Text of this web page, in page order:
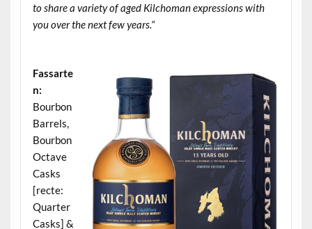
to share a variety of aged Kilchoman expressions with
you over the next few years.“
Fassarte
n:
Bourbon
Barrels,
Bourbon
Octave
Casks
[recte:
Quarter
Casks] &